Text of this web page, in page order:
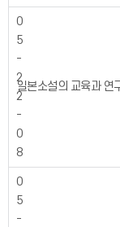
0
5
-
2
2
-
0
8
일본소설의 교육과
0
5
-